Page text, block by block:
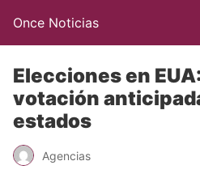
Once Noticias
Elecciones en
votación
estados
Agencias